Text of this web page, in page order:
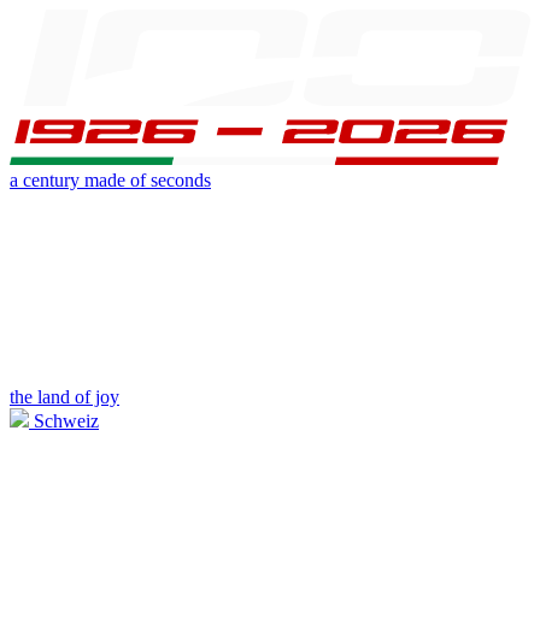
a century made of seconds
the land of joy
Schweiz